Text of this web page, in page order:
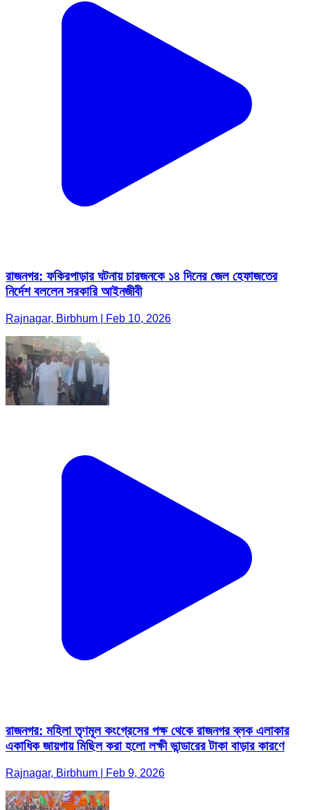
রাজনগর: ফকিরপাড়ার ঘটনায় চারজনকে ১৪ দিনের জেল হেফাজতের
নির্দেশ বললেন সরকারি আইনজীবী
Rajnagar, Birbhum | Feb 10, 2026
রাজনগর: মহিলা তৃণমূল কংগ্রেসের পক্ষ থেকে রাজনগর ব্লক এলাকার
একাধিক জায়গায় মিছিল করা হলো লক্ষী ভান্ডারের টাকা বাড়ার কারণে
Rajnagar, Birbhum | Feb 9, 2026